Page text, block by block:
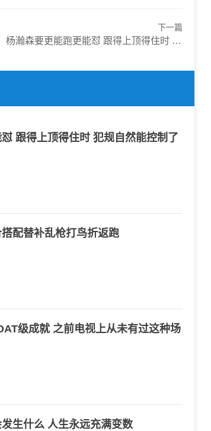
下一篇
森要更能跑更能怼 跟得上顶得住时 犯规自然能控制了
跟得上顶得住时 犯规自然能控制了
配替补乱枪打鸟折返跑
级成就 之前电视上从未有过这种场
生什么 人生永远充满变数